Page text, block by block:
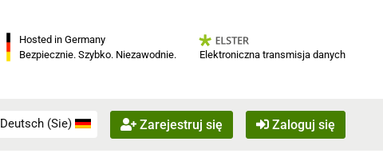
Hosted in Germany
Bezpiecznie. Szybko. Niezawodnie.
Elektroniczna transmisja danych
Deutsch (Sie) Zarejestruj się Zaloguj się